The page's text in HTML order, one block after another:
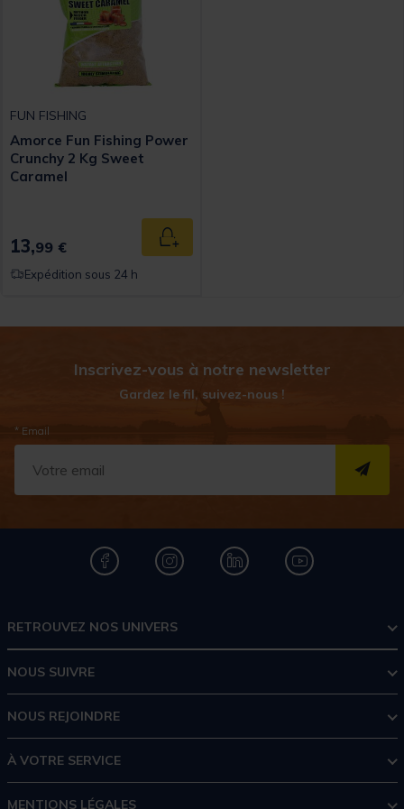
FUN FISHING
Amorce Fun Fishing Power
Crunchy 2 Kg Sweet
Caramel
13,99 € Ajouter au panier
Expédition sous 24 h
Inscrivez-vous à notre newsletter
Gardez le fil, suivez-nous !
* Email
RETROUVEZ NOS UNIVERS
NOUS SUIVRE
NOUS REJOINDRE
À VOTRE SERVICE
MENTIONS LÉGALES